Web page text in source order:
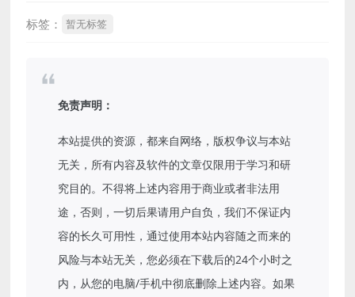
标签： 暂无标签
免责声明：
本站提供的资源，都来自网络，版权争议与本站
无关，所有内容及软件的文章仅限用于学习和研
究目的。不得将上述内容用于商业或者非法用
途，否则，一切后果请用户自负，我们不保证内
容的长久可用性，通过使用本站内容随之而来的
风险与本站无关，您必须在下载后的24个小时之
内，从您的电脑/手机中彻底删除上述内容。如果